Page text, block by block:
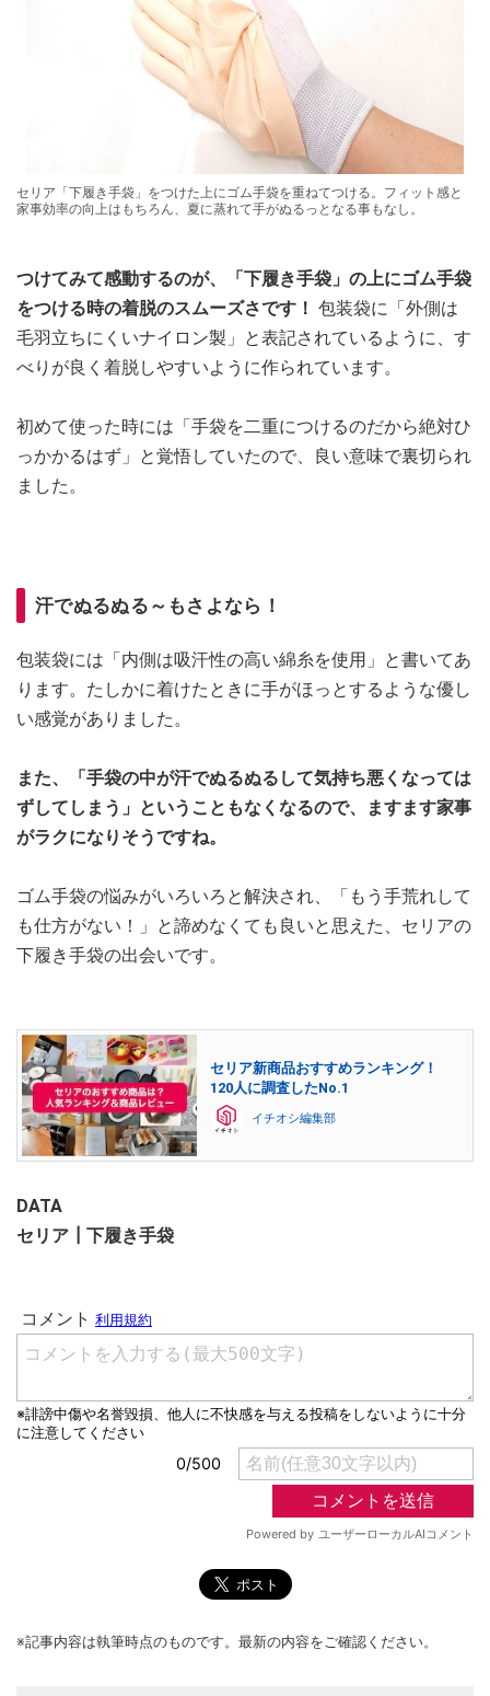
セリア「下履き手袋」をつけた上にゴム手袋を重ねてつける。フィット感と
家事効率の向上はもちろん、夏に蒸れて手がぬるっとなる事もなし。
つけてみて感動するのが、「下履き手袋」の上にゴム手袋
をつける時の着脱のスムーズさです！ 包装袋に「外側は
毛羽立ちにくいナイロン製」と表記されているように、す
べりが良く着脱しやすいように作られています。
初めて使った時には「手袋を二重につけるのだから絶対ひ
っかかるはず」と覚悟していたので、良い意味で裏切られ
ました。
汗でぬるぬる～もさよなら！
包装袋には「内側は吸汗性の高い綿糸を使用」と書いてあ
ります。たしかに着けたときに手がほっとするような優し
い感覚がありました。
また、「手袋の中が汗でぬるぬるして気持ち悪くなっては
ずしてしまう」ということもなくなるので、ますます家事
がラクになりそうですね。
ゴム手袋の悩みがいろいろと解決され、「もう手荒れして
も仕方がない！」と諦めなくても良いと思えた、セリアの
下履き手袋の出会いです。
セリア新商品おすすめランキング！
120人に調査したNo.1
イチオシ編集部
DATA
セリア┃下履き手袋
※記事内容は執筆時点のものです。最新の内容をご確認ください。